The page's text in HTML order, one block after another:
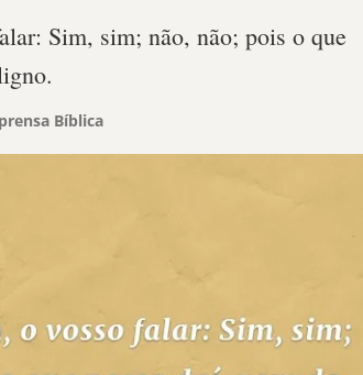
Sim, sim; não, não; pois o que
Bíblica